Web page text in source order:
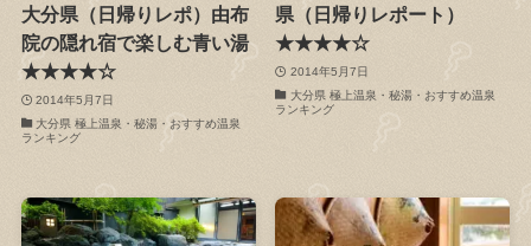
大分県（日帰りレポ）由布
院の隠れ宿で楽しむ青い湯
★★★★☆
2014年5月7日
大分県 極上温泉・秘湯・おすすめ温泉
ランキング
県（日帰りレポート）
★★★★☆
2014年5月7日
大分県 極上温泉・秘湯・おすすめ温泉
ランキング